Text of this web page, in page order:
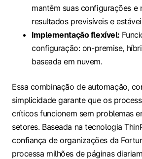
mantêm suas configurações e
resultados previsíveis e
Implementação flexível:
configuração: on-premise,
baseada em nuvem.
Essa combinação de automação,
simplicidade garante que os
críticos funcionem sem problemas
setores. Baseada na tecnologia
confiança de organizações da
processa milhões de páginas